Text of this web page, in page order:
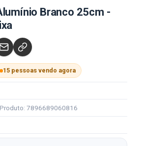
Branco 25cm -
15 pessoas vendo agora
7896689060816